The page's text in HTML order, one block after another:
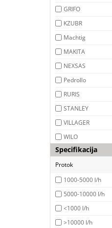
GRIFO
KZUBR
Machtig
MAKITA
NEXSAS
Pedrollo
RURIS
STANLEY
VILLAGER
WILO
Specifikacija
Protok
1000-5000 l/h
5000-10000 l/h
<1000 l/h
>10000 l/h